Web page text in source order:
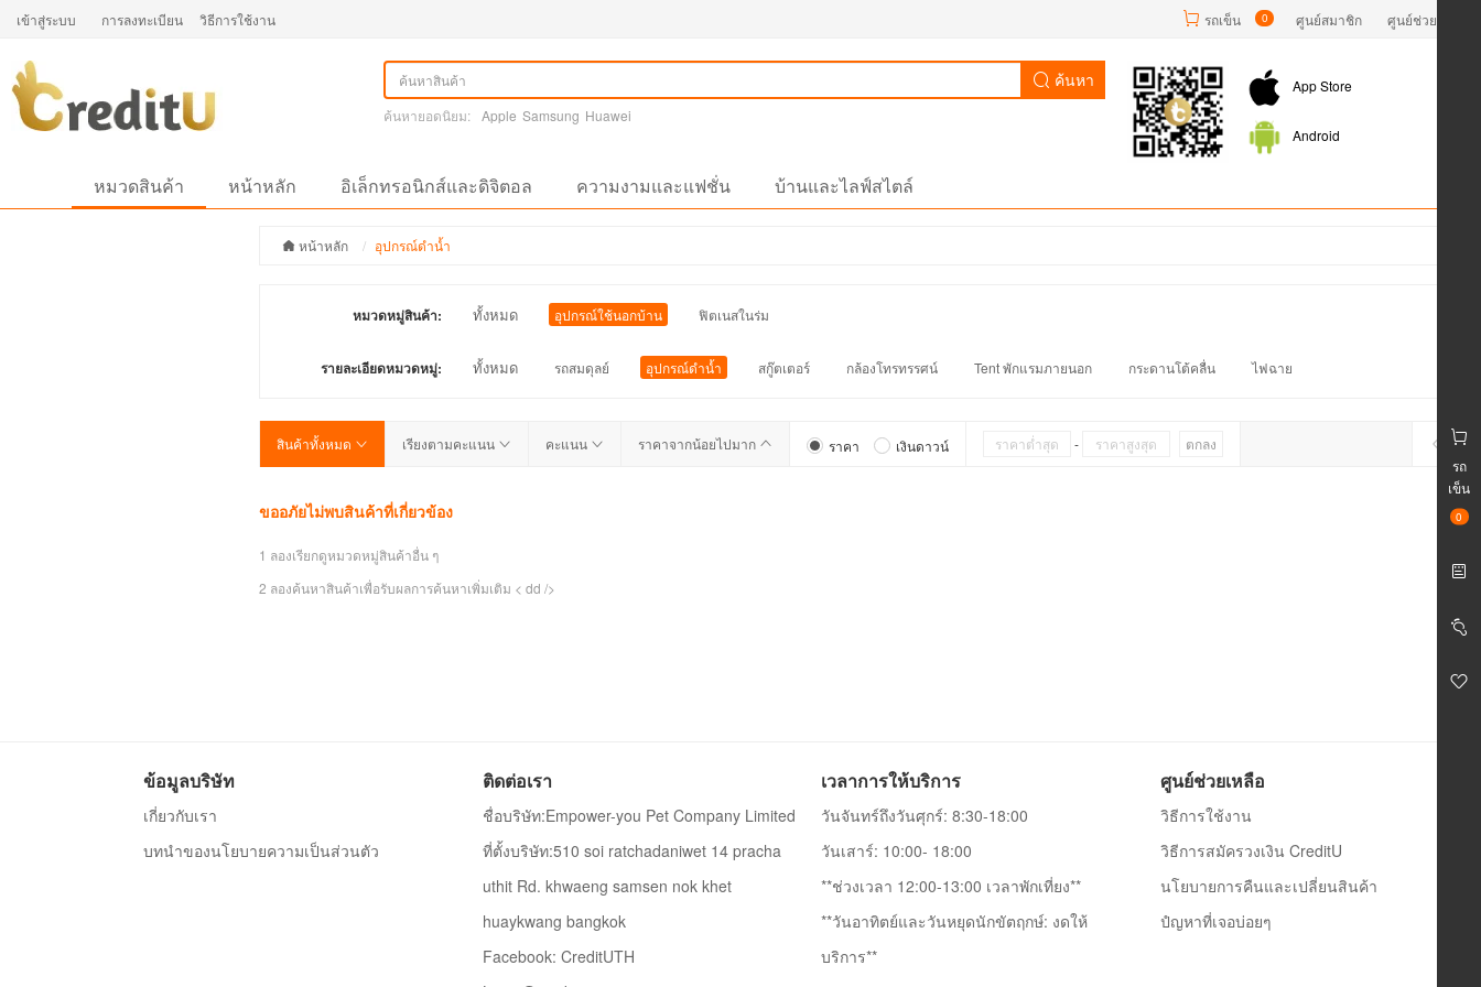
เข้าสู่ระบบ การลงทะเบียน วิธีการใช้งาน รถเข็น 0 ศูนย์สมาชิก ศูนย์ช่วยเหลือ
ค้นหา
ค้นหายอดนิยม: Apple Samsung Huawei
App Store
Android
หมวดสินค้า หน้าหลัก อิเล็กทรอนิกส์และดิจิตอล ความงามและแฟชั่น บ้านและไลฟ์สไตล์
รถ
เข็น
0
หน้าหลัก อุปกรณ์ดำน้ำ
หมวดหมู่สินค้า: ทั้งหมด อุปกรณ์ใช้นอกบ้าน ฟิตเนสในร่ม
รายละเอียดหมวดหมู่: ทั้งหมด รถสมดุลย์ อุปกรณ์ดำน้ำ สกู๊ตเตอร์ กล้องโทรทรรศน์ Tent พักแรมภายนอก กระดานโต้คลื่น ไฟฉาย
สินค้าทั้งหมด เรียงตามคะแนน คะแนน ราคาจากน้อยไปมาก ราคา เงินดาวน์ - ตกลง
ขออภัยไม่พบสินค้าที่เกี่ยวข้อง
1 ลองเรียกดูหมวดหมู่สินค้าอื่น ๆ
2 ลองค้นหาสินค้าเพื่อรับผลการค้นหาเพิ่มเติม < dd />
ข้อมูลบริษัท
เกี่ยวกับเรา
บทนำของนโยบายความเป็นส่วนตัว
ติดต่อเรา
ชื่อบริษัท:Empower-you Pet Company Limited
ที่ตั้งบริษัท:510 soi ratchadaniwet 14 pracha
uthit Rd. khwaeng samsen nok khet
huaykwang bangkok
Facebook: CreditUTH
เวลาการให้บริการ
วันจันทร์ถึงวันศุกร์: 8:30-18:00
วันเสาร์: 10:00- 18:00
**ช่วงเวลา 12:00-13:00 เวลาพักเที่ยง**
**วันอาทิตย์และวันหยุดนักขัตฤกษ์: งดให้
บริการ**
ศูนย์ช่วยเหลือ
วิธีการใช้งาน
วิธีการสมัครวงเงิน CreditU
นโยบายการคืนและเปลี่ยนสินค้า
ปํญหาที่เจอบ่อยๆ